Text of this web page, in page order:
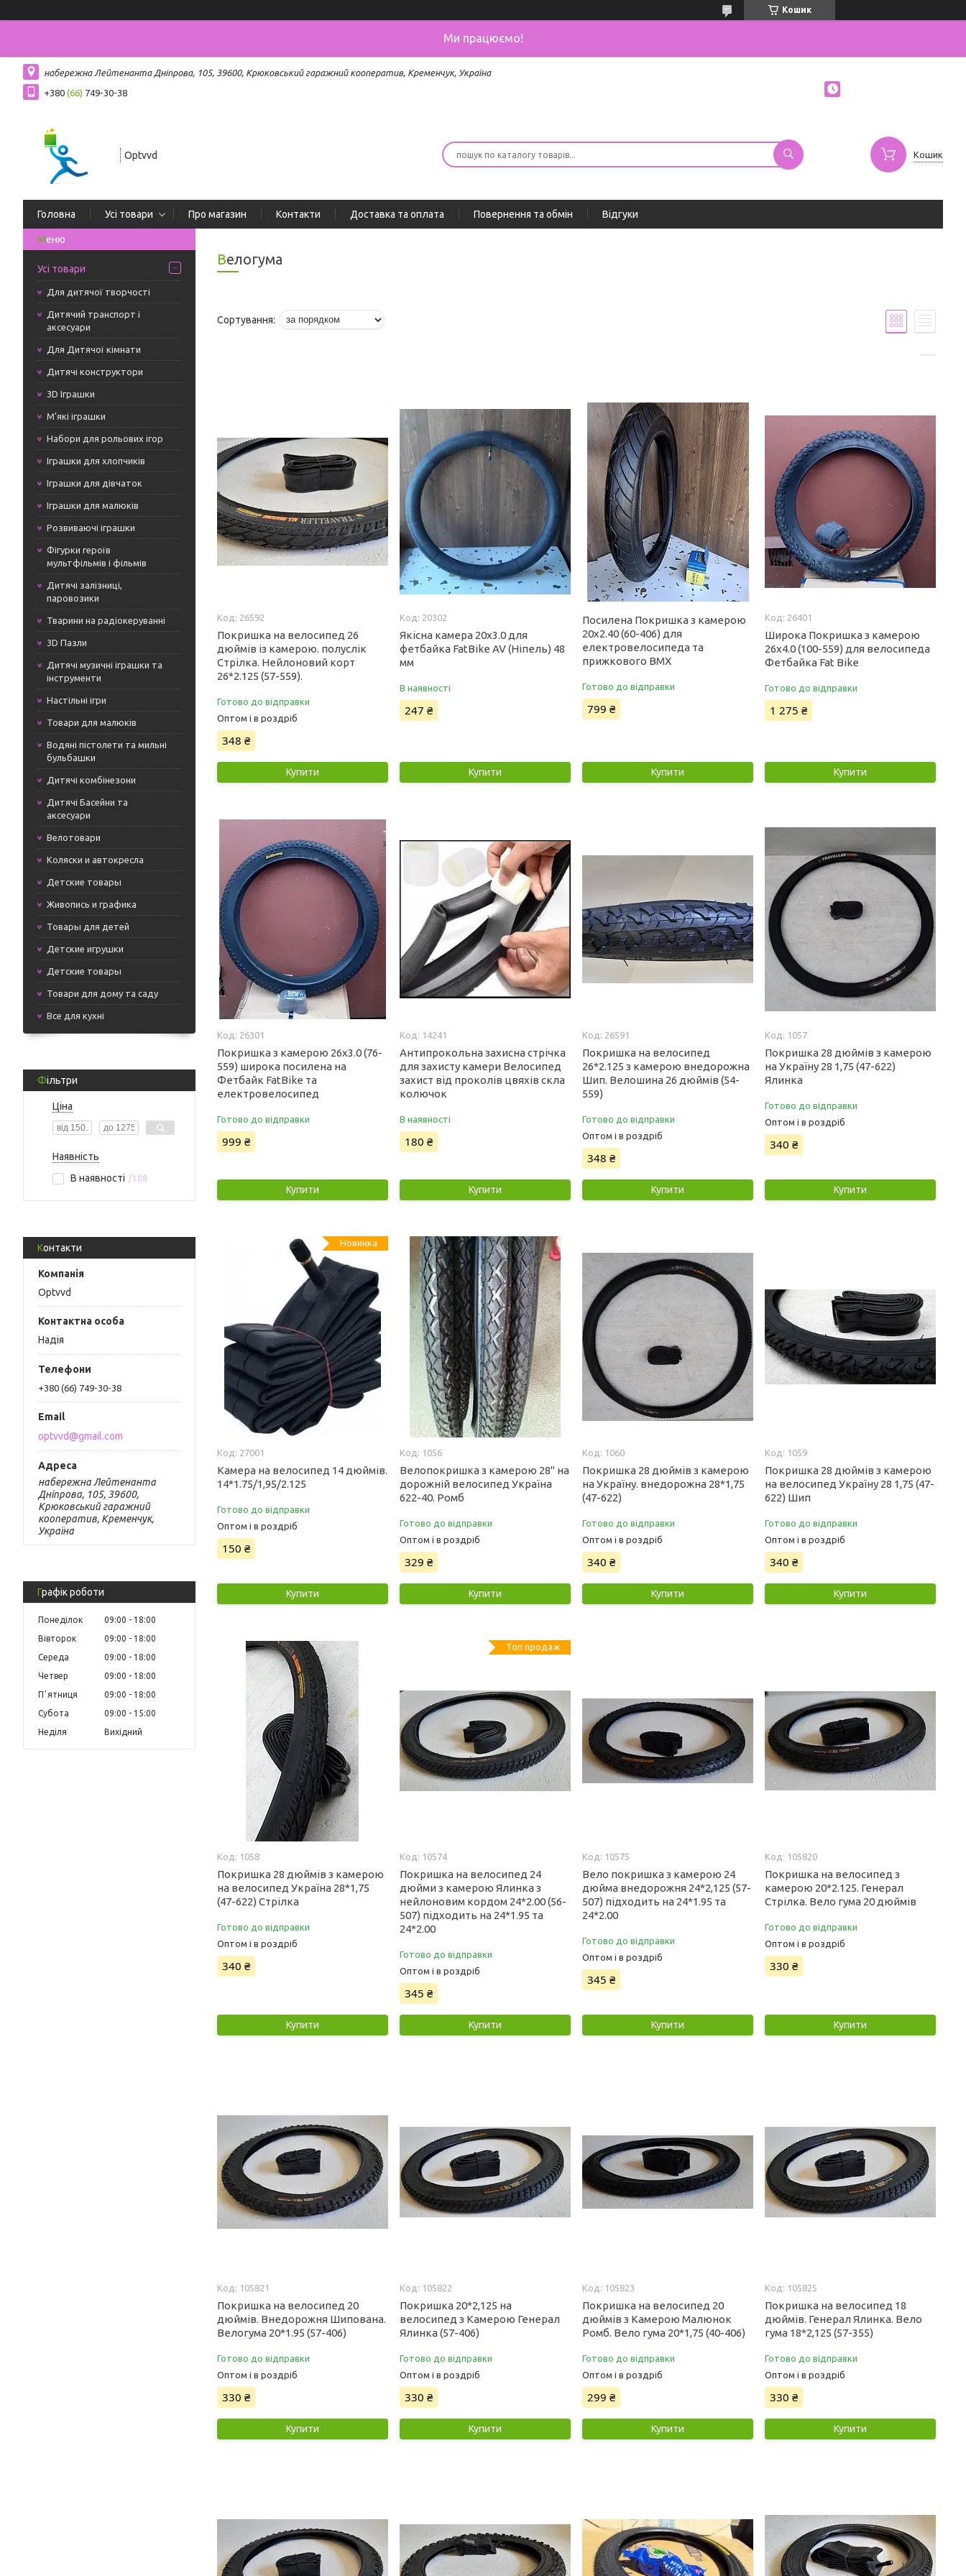
Кошик
Ми працюємо!
набережна Лейтенанта Дніпрова, 105, 39600, Крюковський гаражний кооператив, Кременчук, Україна
+380 (66) 749-30-38
Optvvd Кошик
Головна Усі товари Про магазин Контакти Доставка та оплата Повернення та обмін Відгуки
Усі товари
Для дитячої творчості
Дитячий транспорт і
аксесуари
Для Дитячої кімнати
Дитячі конструктори
3D Іграшки
М'які іграшки
Набори для рольових ігор
Іграшки для хлопчиків
Іграшки для дівчаток
Іграшки для малюків
Розвиваючі іграшки
Фігурки героїв
мультфільмів і фільмів
Дитячі залізниці,
паровозики
Тварини на радіокеруванні
3D Пазли
Дитячі музичні іграшки та
інструменти
Настільні ігри
Товари для малюків
Водяні пістолети та мильні
бульбашки
Дитячі комбінезони
Дитячі Басейни та
аксесуари
Велотовари
Коляски и автокресла
Детские товары
Живопись и графика
Товары для детей
Детские игрушки
Детские товары
Товари для дому та саду
Все для кухні
Фільтри
Ціна
Наявність
В наявності
108
Контакти
Optvvd
Надія
+380 (66) 749-30-38
optvvd@gmail.com
набережна Лейтенанта
Дніпрова, 105, 39600,
Крюковський гаражний
кооператив, Кременчук,
Україна
Графік роботи
Понеділок 09:00
18:00
Вівторок
09:00
18:00
Середа
09:00
18:00
Четвер
09:00
18:00
Пʼятниця
09:00
18:00
Субота
09:00
15:00
Неділя
Вихідний
Велогума
26592
Покришка на велосипед 26
дюймів із камерою. полуслік
Стрілка. Нейлоновий корт
26*2.125 (57-559).
Готово до відправки
Оптом і в роздріб
348 ₴
Купити
20302
Якісна камера 20х3.0 для
фетбайка FatBike AV (Ніпель) 48
мм
В наявності
247 ₴
Купити
Посилена Покришка з камерою
20x2.40 (60-406) для
електровелосипеда та
прижкового BMX
Готово до відправки
799 ₴
Купити
26401
Широка Покришка з камерою
26x4.0 (100-559) для велосипеда
Фетбайка Fat Bike
Готово до відправки
1 275 ₴
Купити
26301
Покришка з камерою 26x3.0 (76-
559) широка посилена на
Фетбайк FatBike та
електровелосипед
Готово до відправки
999 ₴
Купити
14241
Антипрокольна захисна стрічка
для захисту камери Велосипед
захист від проколів цвяхів скла
колючок
В наявності
180 ₴
Купити
26591
Покришка на велосипед
26*2.125 з камерою внедорожна
Шип. Велошина 26 дюймів (54-
559)
Готово до відправки
Оптом і в роздріб
348 ₴
Купити
1057
Покришка 28 дюймів з камерою
на Україну 28 1,75 (47-622)
Ялинка
Готово до відправки
Оптом і в роздріб
340 ₴
Купити
Новинка
27001
Камера на велосипед 14 дюймів.
14*1.75/1,95/2.125
Готово до відправки
Оптом і в роздріб
150 ₴
Купити
1056
Велопокришка з камерою 28" на
дорожній велосипед Україна
622-40. Ромб
Готово до відправки
Оптом і в роздріб
329 ₴
Купити
1060
Покришка 28 дюймів з камерою
на Україну. внедорожна 28*1,75
(47-622)
Готово до відправки
Оптом і в роздріб
340 ₴
Купити
1059
Покришка 28 дюймів з камерою
на велосипед Україну 28 1,75 (47-
622) Шип
Готово до відправки
Оптом і в роздріб
340 ₴
Купити
1058
Покришка 28 дюймів з камерою
на велосипед Україна 28*1,75
(47-622) Стрілка
Готово до відправки
Оптом і в роздріб
340 ₴
Купити
Топ продаж
10574
Покришка на велосипед 24
дюйми з камерою Ялинка з
нейлоновим кордом 24*2.00 (56-
507) підходить на 24*1.95 та
24*2.00
Готово до відправки
Оптом і в роздріб
345 ₴
Купити
10575
Вело покришка з камерою 24
дюйма внедорожня 24*2,125 (57-
507) підходить на 24*1.95 та
24*2.00
Готово до відправки
Оптом і в роздріб
345 ₴
Купити
105820
Покришка на велосипед з
камерою 20*2.125. Генерал
Стрілка. Вело гума 20 дюймів
Готово до відправки
Оптом і в роздріб
330 ₴
Купити
105821
Покришка на велосипед 20
дюймів. Внедорожня Шипована.
Велогума 20*1.95 (57-406)
Готово до відправки
Оптом і в роздріб
330 ₴
Купити
105822
Покришка 20*2,125 на
велосипед з Камерою Генерал
Ялинка (57-406)
Готово до відправки
Оптом і в роздріб
330 ₴
Купити
105823
Покришка на велосипед 20
дюймів з Камерою Малюнок
Ромб. Вело гума 20*1,75 (40-406)
Готово до відправки
Оптом і в роздріб
299 ₴
Купити
105825
Покришка на велосипед 18
дюймів. Генерал Ялинка. Вело
гума 18*2,125 (57-355)
Готово до відправки
Оптом і в роздріб
330 ₴
Купити